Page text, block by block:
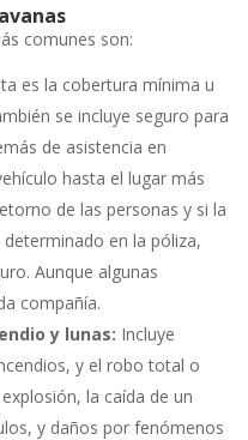
comunes son:
es la cobertura mínima u
se incluye seguro para
de asistencia en
hasta el lugar más
de las personas y si la
en la póliza,
Aunque algunas
compañía.
y lunas: Incluye
y el robo total o
la caída de un
y daños por fenómenos